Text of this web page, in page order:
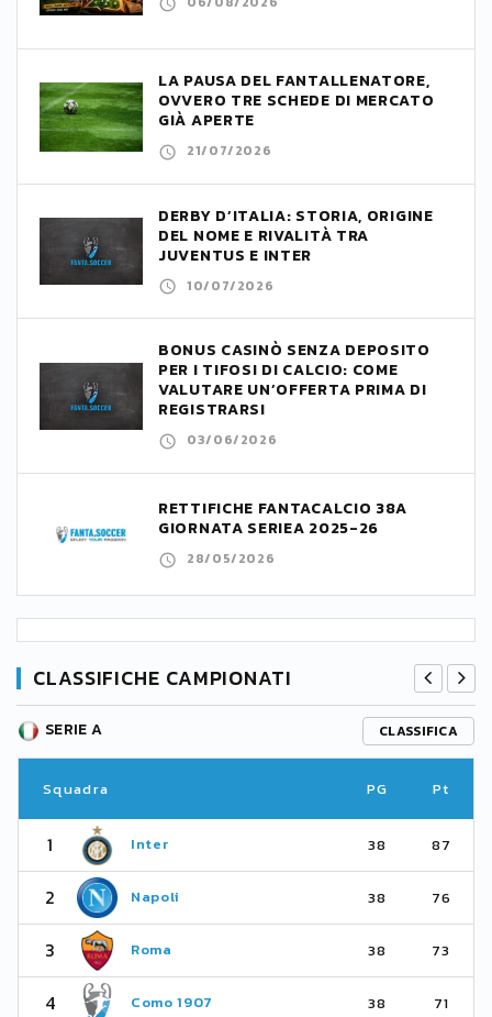
LA PAUSA DEL FANTALLENATORE,
OVVERO TRE SCHEDE DI MERCATO
GIÀ APERTE
21/07/2026
DERBY D’ITALIA: STORIA, ORIGINE
DEL NOME E RIVALITÀ TRA
JUVENTUS E INTER
10/07/2026
BONUS CASINÒ SENZA DEPOSITO
PER I TIFOSI DI CALCIO: COME
VALUTARE UN’OFFERTA PRIMA DI
REGISTRARSI
03/06/2026
RETTIFICHE FANTACALCIO 38A
GIORNATA SERIEA 2025-26
28/05/2026
CLASSIFICHE CAMPIONATI
SERIE A CLASSIFICA
Squadra PG Pt
1 Inter 38 87
2 Napoli 38 76
3 Roma 38 73
4 Como 1907 38 71